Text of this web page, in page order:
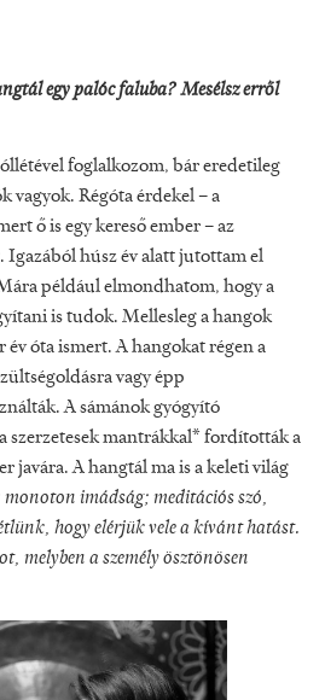
egy palóc faluba? Mesélsz erről
foglalkozom, bár eredetileg
vagyok. Régóta érdekel – a
ő is egy kereső ember – az
Igazából húsz év alatt jutottam el
például elmondhatom, hogy a
is tudok. Mellesleg a hangok
év óta ismert. A hangokat régen a
vagy épp
A sámánok gyógyító
szerzetesek mantrákkal* fordították a
javára. A hangtál ma is a keleti világ
imádság; meditációs szó,
hogy elérjük vele a kívánt hatást.
melyben a személy ösztönösen